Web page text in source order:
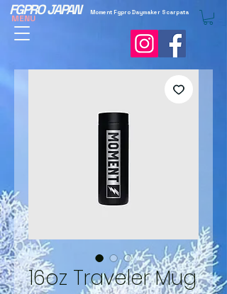
MENU
FGPRO JAPAN Moment Fgpro Daymaker Scarpata
16oz Traveler Mug